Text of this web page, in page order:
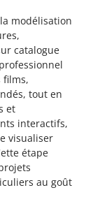
modélisation
catalogue
tout en
et
interactifs,
visualiser
étape
au goût